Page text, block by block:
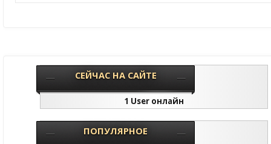
СЕЙЧАС НА САЙТЕ
1 User онлайн
ПОПУЛЯРНОЕ